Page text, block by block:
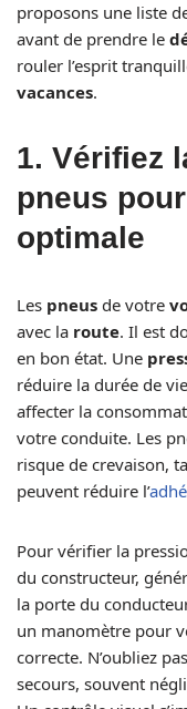
proposons une liste
avant de prendre le
rouler l’esprit
vacances.
1. Vérifiez
pneus
optimale
Les pneus de votre
avec la route. Il est
en bon état. Une
réduire la durée de
affecter la
votre conduite. Les
risque de crevaison,
peuvent réduire l’
Pour vérifier la
du constructeur,
la porte du
un manomètre pour
correcte. N’oubliez
secours, souvent